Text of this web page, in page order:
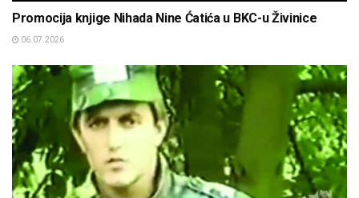
Promocija knjige Nihada Nine Ćatića u BKC-u Živinice
06.07.2026